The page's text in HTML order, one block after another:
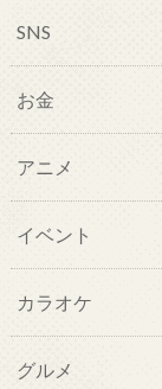
SNS
お金
アニメ
イベント
カラオケ
グルメ